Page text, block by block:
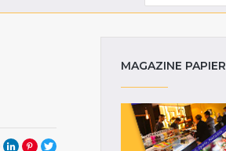
MAGAZINE PAPIER